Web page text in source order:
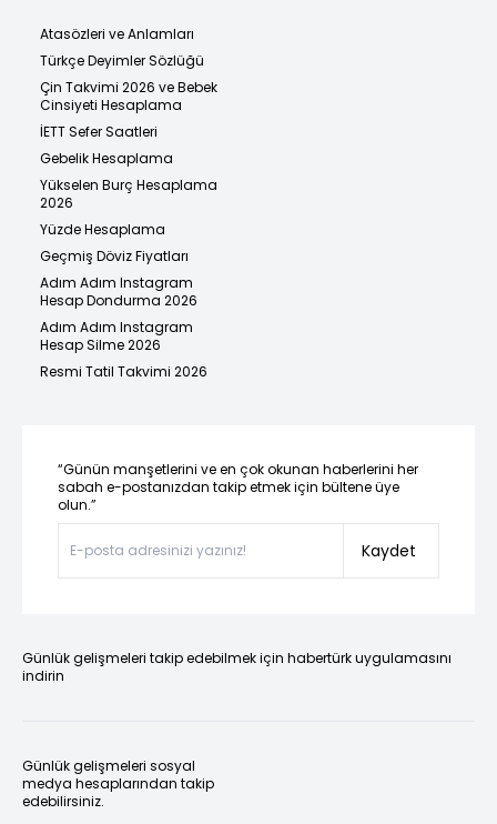
Atasözleri ve Anlamları
Türkçe Deyimler Sözlüğü
Çin Takvimi 2026 ve Bebek
Cinsiyeti Hesaplama
İETT Sefer Saatleri
Gebelik Hesaplama
Yükselen Burç Hesaplama
2026
Yüzde Hesaplama
Geçmiş Döviz Fiyatları
Adım Adım Instagram
Hesap Dondurma 2026
Adım Adım Instagram
Hesap Silme 2026
Resmi Tatil Takvimi 2026
“Günün manşetlerini ve en çok okunan haberlerini her
sabah e-postanızdan takip etmek için bültene üye
olun.”
Kaydet
Günlük gelişmeleri takip edebilmek için habertürk uygulamasını
indirin
Günlük gelişmeleri sosyal
medya hesaplarından takip
edebilirsiniz.